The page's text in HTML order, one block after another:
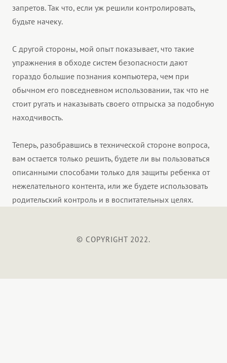
запретов. Так что, если уж решили контролировать,
будьте начеку.
С другой стороны, мой опыт показывает, что такие
упражнения в обходе систем безопасности дают
гораздо большие познания компьютера, чем при
обычном его повседневном использовании, так что не
стоит ругать и наказывать своего отпрыска за подобную
находчивость.
Теперь, разобравшись в технической стороне вопроса,
вам остается только решить, будете ли вы пользоваться
описанными способами только для защиты ребенка от
нежелательного контента, или же будете использовать
родительский контроль и в воспитательных целях.
© COPYRIGHT 2022.